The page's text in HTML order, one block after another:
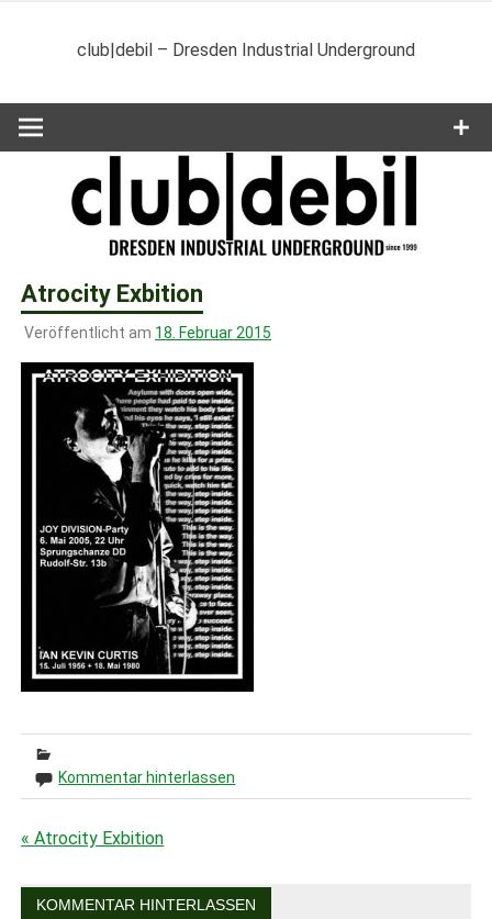
club|debil – Dresden Industrial Underground
Atrocity Exbition
Veröffentlicht am 18. Februar 2015
Kommentar hinterlassen
« Atrocity Exbition
KOMMENTAR HINTERLASSEN